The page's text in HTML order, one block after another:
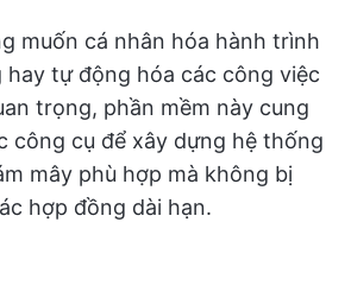
muốn cá nhân hóa hành trình
hay tự động hóa các công việc
trọng, phần mềm này cung
công cụ để xây dựng hệ thống
mây phù hợp mà không bị
hợp đồng dài hạn.